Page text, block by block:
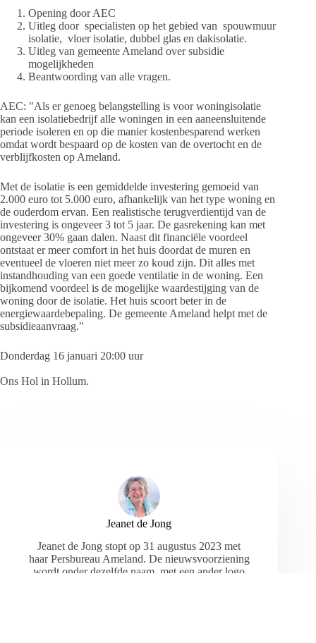
Opening door AEC
Uitleg door specialisten op het gebied van spouwmuur
isolatie, vloer isolatie, dubbel glas en dakisolatie.
Uitleg van gemeente Ameland over subsidie
mogelijkheden
Beantwoording van alle vragen.
AEC: "Als er genoeg belangstelling is voor woningisolatie
kan een isolatiebedrijf alle woningen in een aaneensluitende
periode isoleren en op die manier kostenbesparend werken
omdat wordt bespaard op de kosten van de overtocht en de
verblijfkosten op Ameland.
Met de isolatie is een gemiddelde investering gemoeid van
2.000 euro tot 5.000 euro, afhankelijk van het type woning en
de ouderdom ervan. Een realistische terugverdientijd van de
investering is ongeveer 3 tot 5 jaar. De gasrekening kan met
ongeveer 30% gaan dalen. Naast dit financiële voordeel
ontstaat er meer comfort in het huis doordat de muren en
eventueel de vloeren niet meer zo koud zijn. Dit alles met
instandhouding van een goede ventilatie in de woning. Een
bijkomend voordeel is de mogelijke waardestijging van de
woning door de isolatie. Het huis scoort beter in de
energiewaardebepaling. De gemeente Ameland helpt met de
subsidieaanvraag."
Donderdag 16 januari 20:00 uur
Ons Hol in Hollum.
Jeanet de Jong
Jeanet de Jong stopt op 31 augustus 2023 met
haar Persbureau Ameland. De nieuwsvoorziening
wordt onder dezelfde naam, met een ander logo